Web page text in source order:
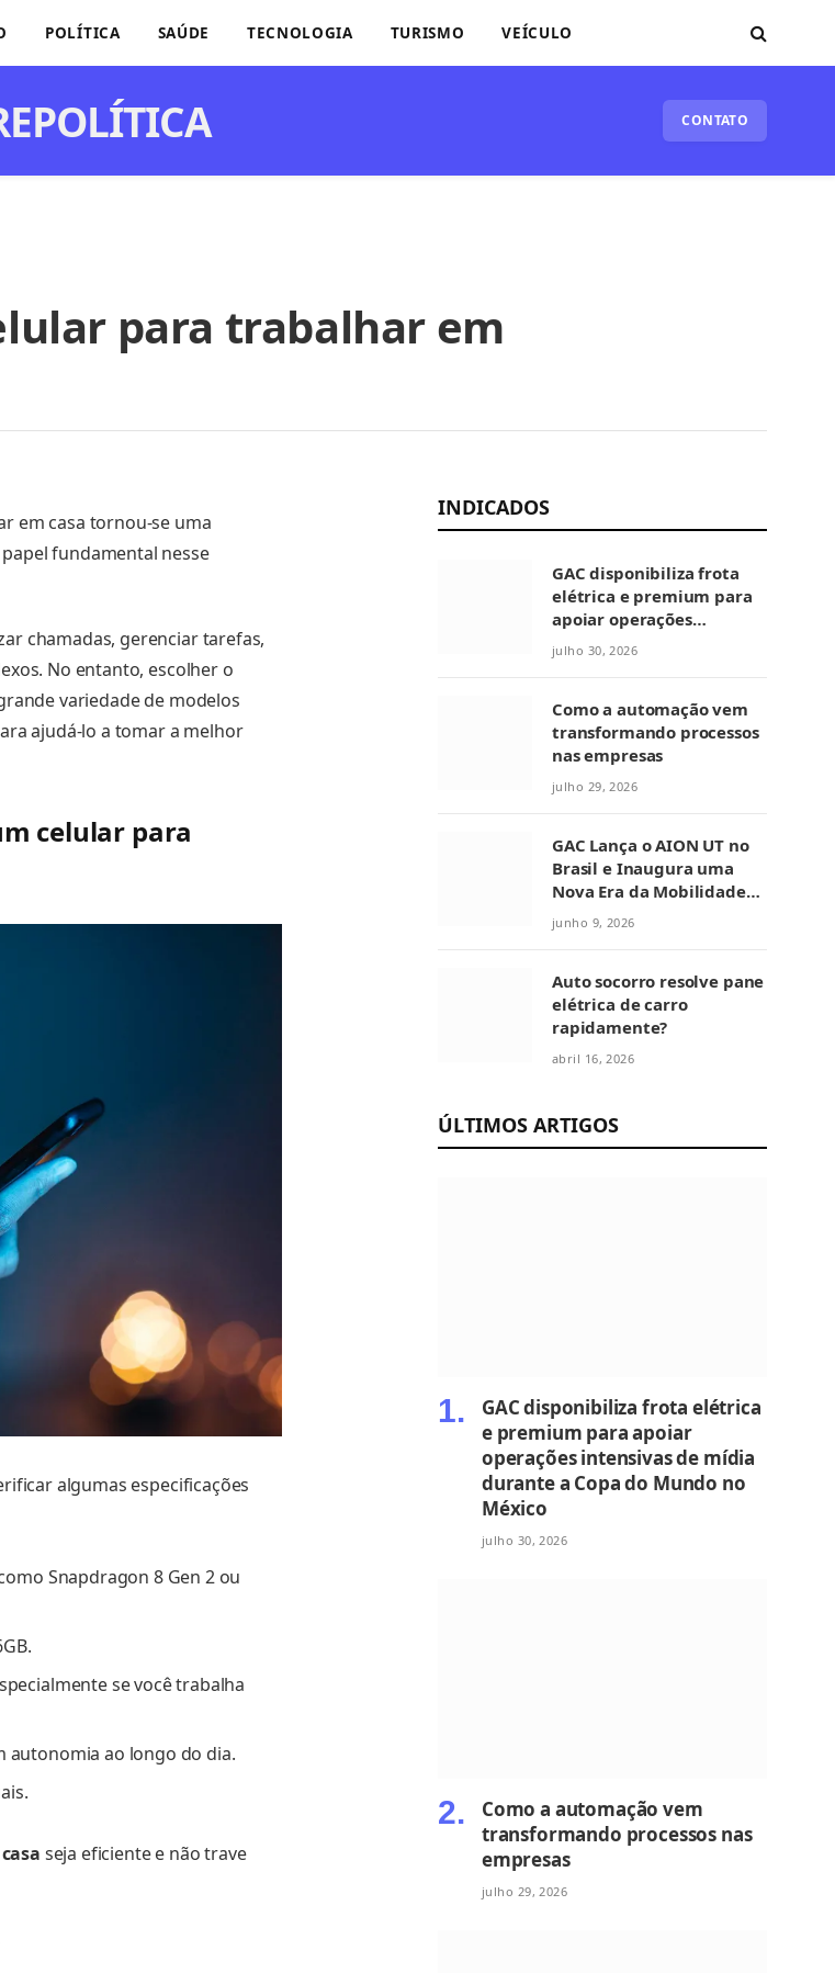
POLÍTICA SAÚDE TECNOLOGIA TURISMO VEÍCULO
CONTATO
para trabalhar em
em casa tornou-se uma
fundamental nesse
chamadas, gerenciar tarefas,
No entanto, escolher o
variedade de modelos
ajudá-lo a tomar a melhor
celular para
algumas especificações
Snapdragon 8 Gen 2 ou
se você trabalha
autonomia ao longo do dia.
seja eficiente e não trave
INDICADOS
GAC disponibiliza frota
elétrica e premium para
apoiar operações
intensivas de mídia
durante a Copa do Mundo
julho 30, 2026
Como a automação vem
transformando processos
nas empresas
julho 29, 2026
GAC Lança o AION UT no
Brasil e Inaugura uma
Nova Era da Mobilidade
Elétrica
junho 9, 2026
Auto socorro resolve pane
elétrica de carro
rapidamente?
abril 16, 2026
ÚLTIMOS ARTIGOS
GAC disponibiliza frota elétrica
e premium para apoiar
operações intensivas de mídia
durante a Copa do Mundo no
México
julho 30, 2026
Como a automação vem
transformando processos nas
empresas
julho 29, 2026